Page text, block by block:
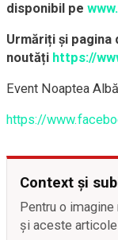
disponibil pe
Urmăriți și
noutăți https://
Event Noaptea
https://
Context și
Pentru o
și aceste